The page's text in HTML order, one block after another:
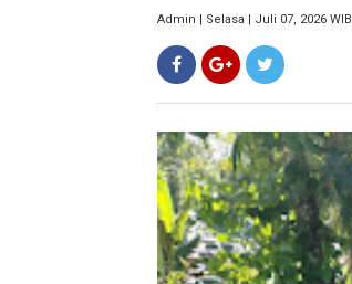
Admin | Selasa | Juli 07, 2026 WIB